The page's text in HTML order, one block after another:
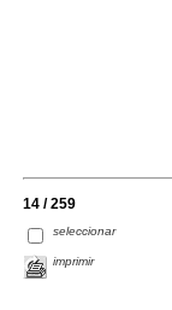
14 / 259
seleccionar
imprimir